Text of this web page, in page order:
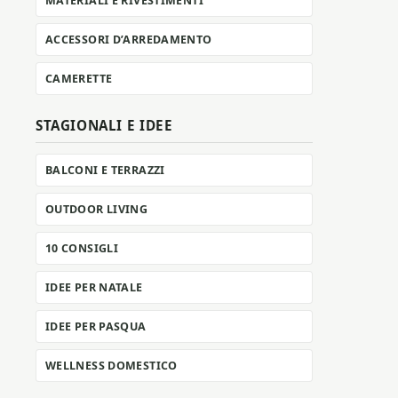
ACCESSORI D’ARREDAMENTO
CAMERETTE
STAGIONALI E IDEE
BALCONI E TERRAZZI
OUTDOOR LIVING
10 CONSIGLI
IDEE PER NATALE
IDEE PER PASQUA
WELLNESS DOMESTICO